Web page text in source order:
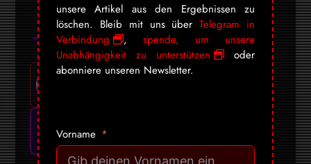
unsere Artikel aus den Ergebnissen zu
löschen. Bleib mit uns überTelegram in
Verbindung
, spende, um unsere
Unabhängigkeit zu unterstützen
oder
abonniere unseren Newsletter.
Vorname